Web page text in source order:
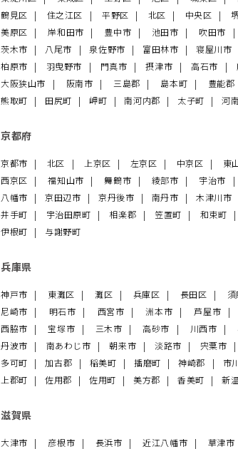
鶴見区
住之江区 平野区 北区 中央区
美原区
岸和田市 豊中市 池田市 吹田市
茨木市
八尾市 泉佐野市 富田林市 寝屋川市
柏原市
羽曳野市 門真市 摂津市 高石市
大阪狭山市
阪南市 三島郡 島本町 豊能郡
熊取町
田尻町 岬町 南河内郡 太子町 河
京都府
京都市 北区 上京区 左京区 中京区 東
西京区
福知山市 舞鶴市 綾部市 宇治市
八幡市
京田辺市 京丹後市 南丹市 木津川市
井手町
宇治田原町 相楽郡 笠置町 和束町
伊根町
与謝野町
兵庫県
神戸市 東灘区 灘区 兵庫区 長田区
尼崎市
明石市 西宮市 洲本市 芦屋市
西脇市
宝塚市 三木市 高砂市 川西市
丹波市
南あわじ市 朝来市 淡路市 宍粟市
多可町
加古郡 稲美町 播磨町 神崎郡 市
上郡町
佐用郡 佐用町 美方郡 香美町 新
滋賀県
大津市 彦根市 長浜市 近江八幡市 草津市